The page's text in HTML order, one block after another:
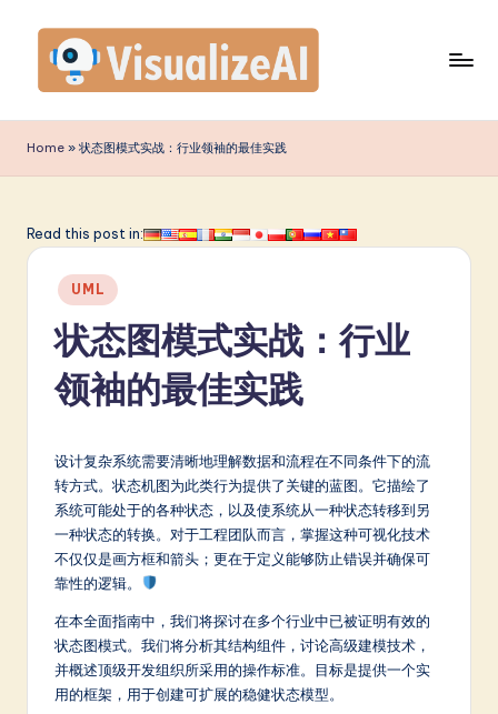
content
is
u
li
e
m
p
fi
d
Home » 状态图模式实战：行业领袖的最佳实践
Read this post in:
Posted
in
UML
状态图模式实战：行业
领袖的最佳实践
设计复杂系统需要清晰地理解数据和流程在不同条件下的流
转方式。状态机图为此类行为提供了关键的蓝图。它描绘了
系统可能处于的各种状态，以及使系统从一种状态转移到另
一种状态的转换。对于工程团队而言，掌握这种可视化技术
不仅仅是画方框和箭头；更在于定义能够防止错误并确保可
靠性的逻辑。
在本全面指南中，我们将探讨在多个行业中已被证明有效的
状态图模式。我们将分析其结构组件，讨论高级建模技术，
并概述顶级开发组织所采用的操作标准。目标是提供一个实
用的框架，用于创建可扩展的稳健状态模型。